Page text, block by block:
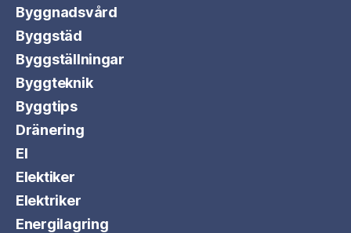
Byggnadsvård
Byggstäd
Byggställningar
Byggteknik
Byggtips
Dränering
El
Elektiker
Elektriker
Energilagring